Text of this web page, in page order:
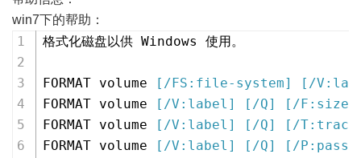
win7下的帮助：
格式化磁盘以供 Windows 使用。
FORMAT volume [/FS:file-system]
[/
FORMAT volume
[/V:label] [/Q]
[/F:size]
FORMAT volume
[/V:label] [/Q]
[/
FORMAT volume
[/V:label] [/Q]
[/